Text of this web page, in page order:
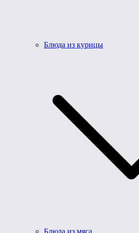
Блюда из курицы
Блюда из мяса